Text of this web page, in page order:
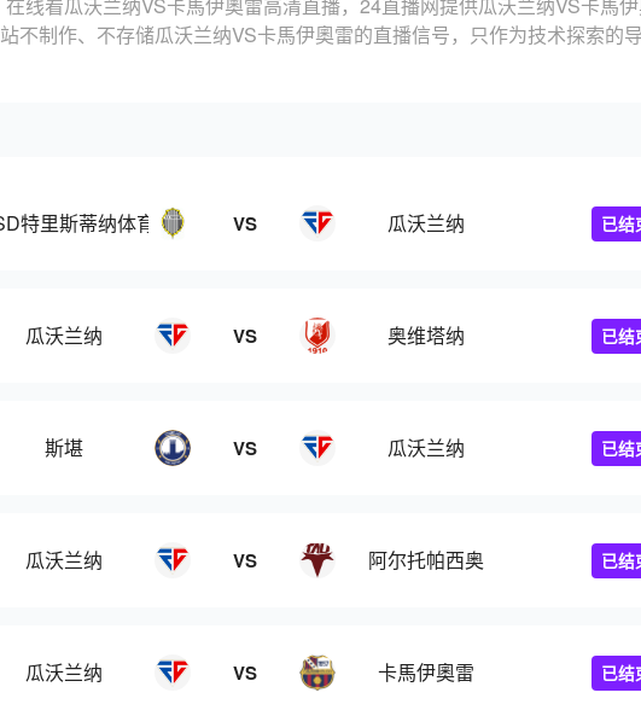
不制作、不存储瓜沃兰纳VS卡馬伊奧雷的直播信号，只作为技术探索的
特里斯蒂纳体育 VS 瓜沃兰纳 已结
瓜沃兰纳 VS 奥维塔纳 已结
斯堪 VS 瓜沃兰纳 已结
瓜沃兰纳 VS 阿尔托帕西奥 已结
瓜沃兰纳 VS 卡馬伊奧雷 已结